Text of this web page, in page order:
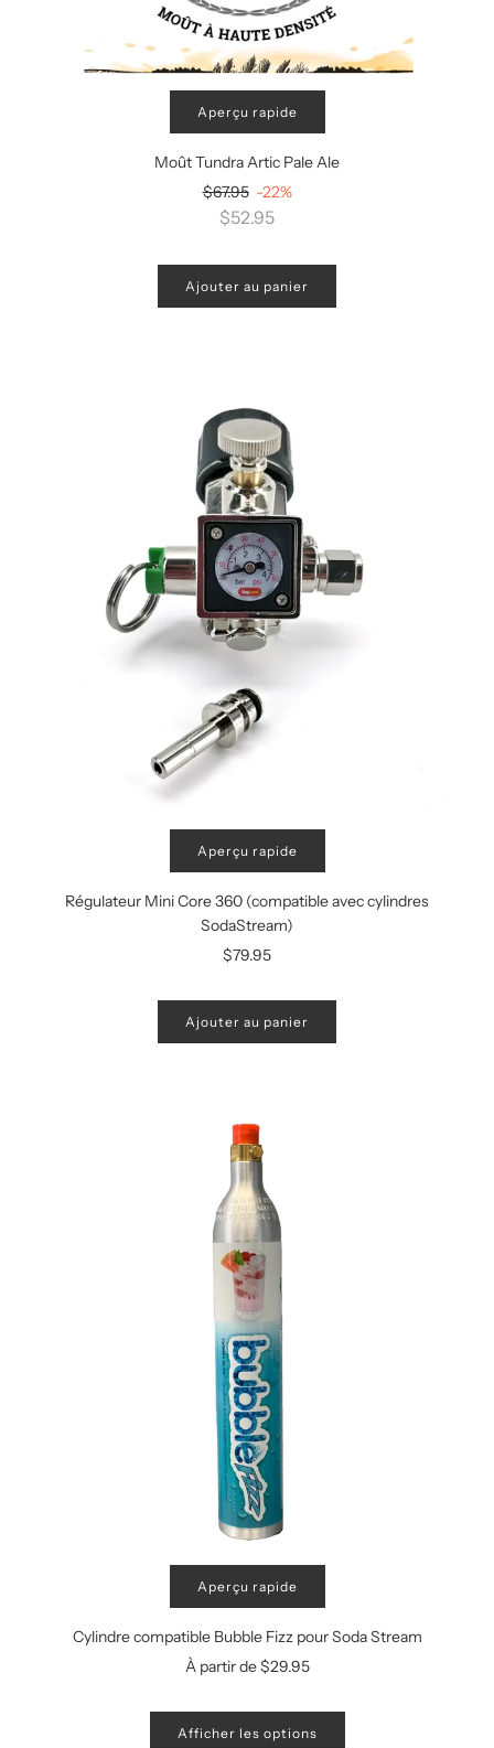
Aperçu rapide
Moût Tundra Artic Pale Ale
Prix
régulier
$67.95 -22%
$52.95
Ajouter au panier
Aperçu rapide
Régulateur Mini Core 360 (compatible avec cylindres
SodaStream)
$79.95
Ajouter au panier
Aperçu rapide
Cylindre compatible Bubble Fizz pour Soda Stream
À partir de$29.95
Afficher les options